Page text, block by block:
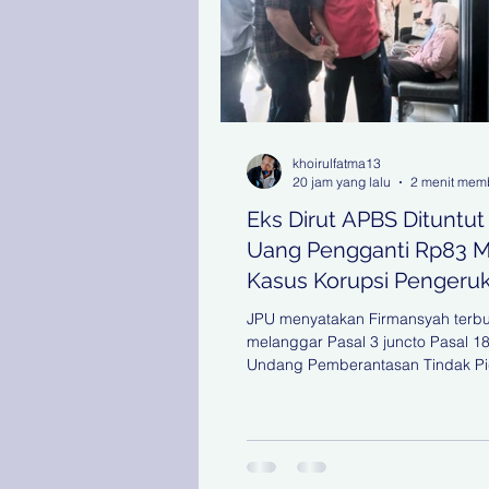
Eks Dirut APBS Dituntut
Uang Pengganti Rp83 M
Kasus Korupsi
Tanjung Perak
JPU menyatakan Firmansyah
melanggar Pasal 3 juncto Pasal 18
Undang Pemberantasan Tindak
khoirulfatma13
20 jam yang lalu
2 menit